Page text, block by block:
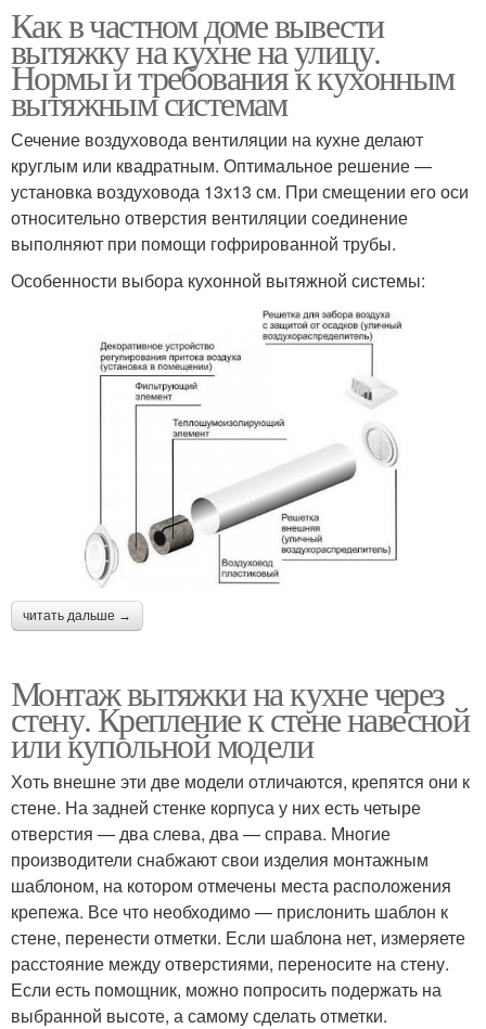
Как в частном доме вывести
вытяжку на кухне на улицу.
Нормы и требования к кухонным
вытяжным системам
Сечение воздуховода вентиляции на кухне делают
круглым или квадратным. Оптимальное решение —
установка воздуховода 13х13 см. При смещении его оси
относительно отверстия вентиляции соединение
выполняют при помощи гофрированной трубы.
Особенности выбора кухонной вытяжной системы:
читать дальше →
Монтаж вытяжки на кухне через
стену. Крепление к стене навесной
или купольной модели
Хоть внешне эти две модели отличаются, крепятся они к
стене. На задней стенке корпуса у них есть четыре
отверстия — два слева, два — справа. Многие
производители снабжают свои изделия монтажным
шаблоном, на котором отмечены места расположения
крепежа. Все что необходимо — прислонить шаблон к
стене, перенести отметки. Если шаблона нет, измеряете
расстояние между отверстиями, переносите на стену.
Если есть помощник, можно попросить подержать на
выбранной высоте, а самому сделать отметки.